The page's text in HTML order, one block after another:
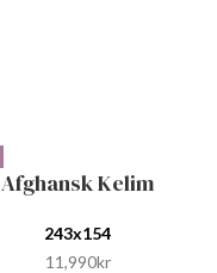
Afghansk Kelim
243x154
11,990kr